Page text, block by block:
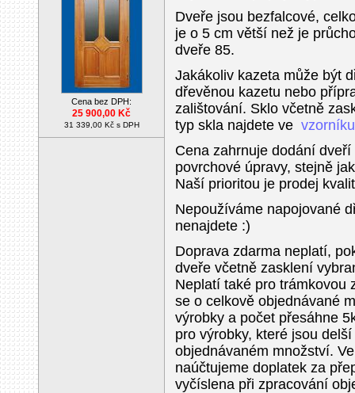
Cena bez DPH:
25 900,00 Kč
31 339,00 Kč s DPH
Dveře jsou bezfalcové,
je o 5 cm větší než je
dveře 85.
Jakákoliv kazeta může být
dřevěnou kazetu nebo
zalištování. Sklo včetně
typ skla najdete ve
Cena zahrnuje dodání
povrchové úpravy, stejně
Naší prioritou je prodej
Nepoužíváme napojované
nenajdete :)
Doprava zdarma neplatí,
dveře včetně zasklení
Neplatí také pro trámkovou
se o celkově objednávané
výrobky a počet přesáhne
pro výrobky, které jsou
objednávaném množství.
naúčtujeme doplatek za
vyčíslena při zpracování